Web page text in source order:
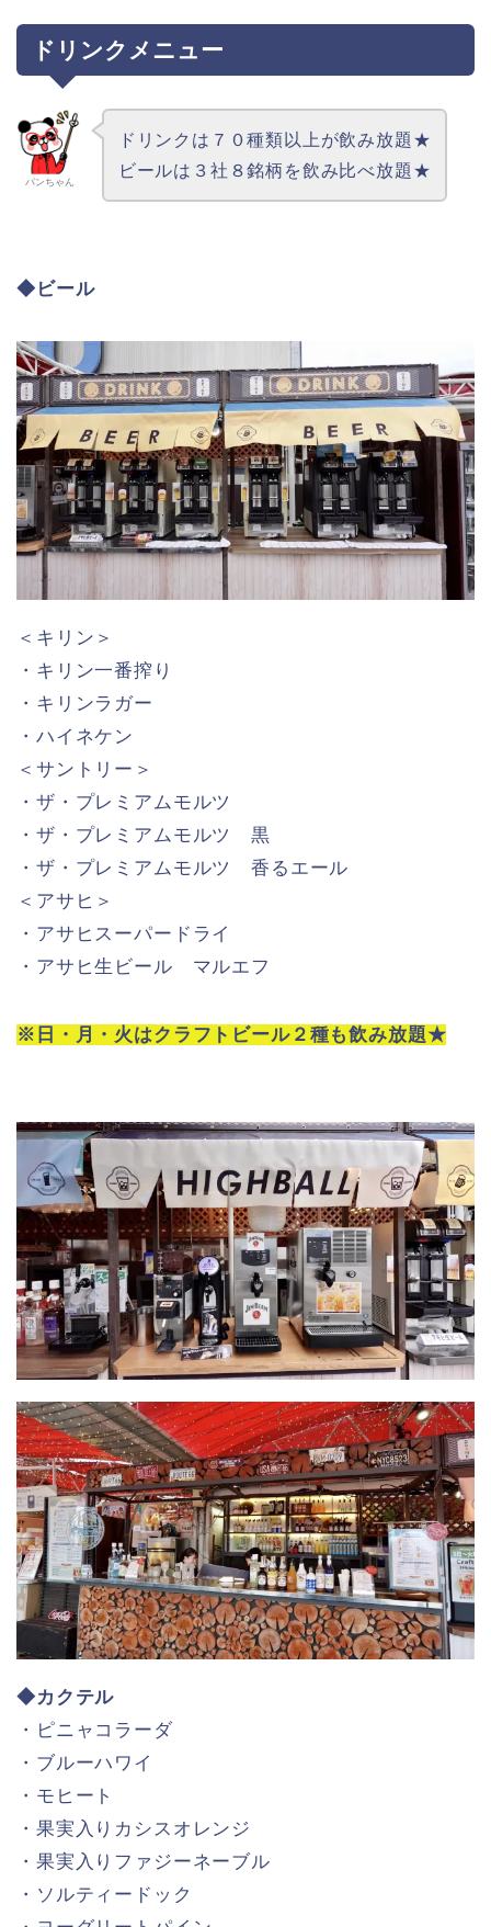
ドリンクメニュー
パンちゃん
ドリンクは７０種類以上が飲み放題★
ビールは３社８銘柄を飲み比べ放題★
◆ビール
＜キリン＞
・キリン一番搾り
・キリンラガー
・ハイネケン
＜サントリー＞
・ザ・プレミアムモルツ
・ザ・プレミアムモルツ 黒
・ザ・プレミアムモルツ 香るエール
＜アサヒ＞
・アサヒスーパードライ
・アサヒ生ビール マルエフ
※日・月・火はクラフトビール２種も飲み放題★
◆カクテル
・ピニャコラーダ
・ブルーハワイ
・モヒート
・果実入りカシスオレンジ
・果実入りファジーネーブル
・ソルティードック